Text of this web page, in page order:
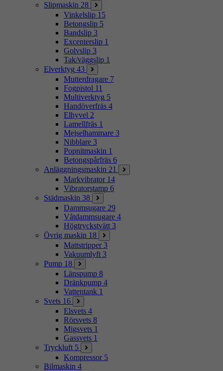
Slipmaskin 28
Vinkelslip 15
Betongslip 5
Bandslip 3
Excenterslip 1
Golvslip 3
Tak/väggslip 1
Elverktyg 43
Mutterdragare 7
Fogpistol 11
Multiverktyg 5
Handöverfräs 4
Elhyvel 2
Lamellfräs 1
Mejselhammare 3
Nibblare 3
Popnitmaskin 1
Betongspårfräs 6
Anläggningsmaskin 21
Markvibrator 14
Vibratorstamp 6
Städmaskin 38
Dammsugare 29
Våtdammsugare 4
Högtryckstvätt 3
Övrig maskin 18
Mattstripper 3
Vakuumlyft 3
Pump 18
Länspump 8
Dränkpump 4
Vattentank 1
Svets 16
Elsvets 4
Rörsvets 8
Migsvets 1
Gassvets 1
Tryckluft 5
Kompressor 5
Bilmaskin 4